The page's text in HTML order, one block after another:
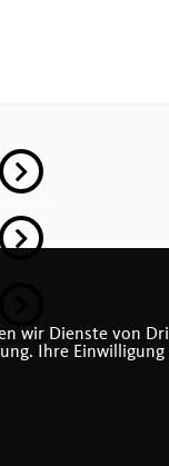
wir Dienste von
Ihre